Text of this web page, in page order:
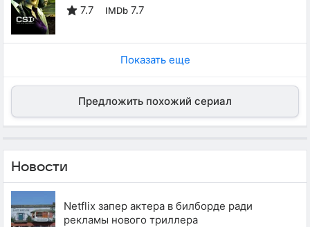
7.7 IMDb 7.7
Показать еще
Предложить похожий сериал
Новости
Netflix запер актера в билборде ради
рекламы нового триллера